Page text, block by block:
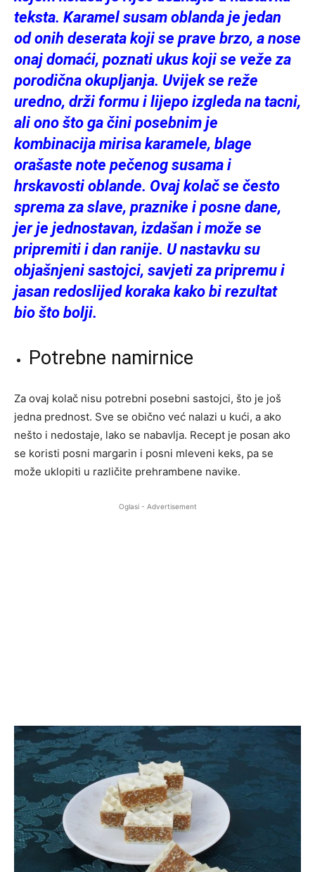
teksta. Karamel susam oblanda je jedan
od onih deserata koji se prave brzo, a nose
onaj domaći, poznati ukus koji se veže za
porodična okupljanja. Uvijek se reže
uredno, drži formu i lijepo izgleda na tacni,
ali ono što ga čini posebnim je
kombinacija mirisa karamele, blage
orašaste note pečenog susama i
hrskavosti oblande. Ovaj kolač se često
sprema za slave, praznike i posne dane,
jer je jednostavan, izdašan i može se
pripremiti i dan ranije. U nastavku su
objašnjeni sastojci, savjeti za pripremu i
jasan redoslijed koraka kako bi rezultat
bio što bolji.
Potrebne namirnice
Za ovaj kolač nisu potrebni posebni sastojci, što je još
jedna prednost. Sve se obično već nalazi u kući, a ako
nešto i nedostaje, lako se nabavlja. Recept je posan ako
se koristi posni margarin i posni mleveni keks, pa se
može uklopiti u različite prehrambene navike.
Oglasi - Advertisement